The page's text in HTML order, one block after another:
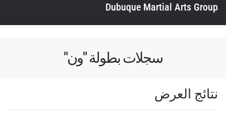
Dubuque Martial Arts Group
سجلات بطولة "ون"
نتائج العرض